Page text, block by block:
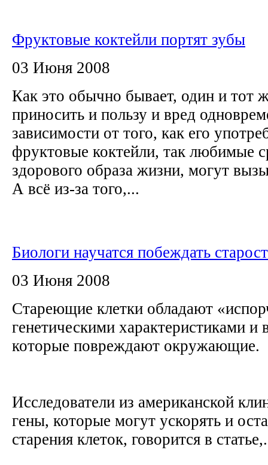
Фруктовые коктейли портят зубы
03 Июня 2008
Как это обычно бывает, один и тот
приносить и пользу и вред
зависимости от того, как его
фруктовые коктейли, так любимые
здорового образа жизни, могут
А всё из-за того,...
Биологи научатся побеждать
03 Июня 2008
Стареющие клетки обладают
генетическими характеристиками и
которые повреждают окружающие.
Исследователи из американской
гены, которые могут ускорять и
старения клеток, говорится в